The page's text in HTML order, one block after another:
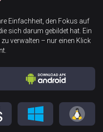
Einfachheit, den Fokus auf
sich darum gebildet hat. Ein
verwalten – nur einen Klick